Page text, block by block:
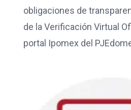
obligaciones de
de la Verificación Virtual
portal Ipomex del